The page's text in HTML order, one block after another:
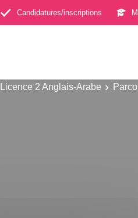
Candidatures/inscriptions
Licence 2 Anglais-Arabe